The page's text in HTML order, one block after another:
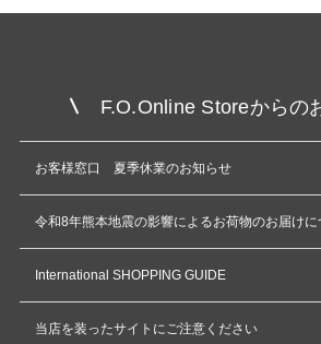
F.O.Online Storeからの
お客様窓口 夏季休業のお知らせ
令和8年熊本地震の影響によるお荷物のお届けに
International SHOPPING GUIDE
当店を装ったサイトにご注意ください